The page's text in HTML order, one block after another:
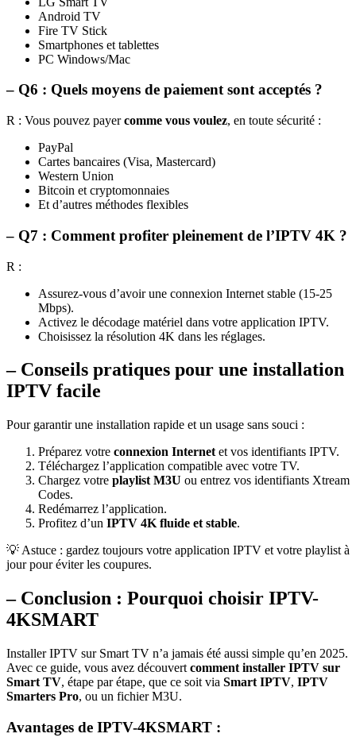
Android TV
Fire TV Stick
Smartphones et tablettes
PC Windows/Mac
– Q6 : Quels moyens de paiement sont acceptés ?
R : Vous pouvez payercomme vous voulez, en toute sécurité :
PayPal
Cartes bancaires (Visa, Mastercard)
Western Union
Bitcoin et cryptomonnaies
Et d’autres méthodes flexibles
– Q7 : Comment profiter pleinement de l’IPTV 4K ?
R :
Assurez-vous d’avoir une connexion Internet stable (15-25
Mbps).
Activez le décodage matériel dans votre application IPTV.
Choisissez la résolution 4K dans les réglages.
– Conseils pratiques pour une installation
IPTV facile
Pour garantir une installation rapide et un usage sans souci :
Préparez votre connexion Internet et vos identifiants IPTV.
Téléchargez l’application compatible avec votre TV.
Chargez votre playlist M3U ou entrez vos identifiants Xtream
Codes.
Redémarrez l’application.
Profitez d’un IPTV 4K fluide et stable.
💡 Astuce : gardez toujours votre application IPTV et votre playlist à
jour pour éviter les coupures.
– Conclusion : Pourquoi choisir IPTV-
4KSMART
Installer IPTV sur Smart TV n’a jamais été aussi simple qu’en 2025.
Avec ce guide, vous avez découvert comment installer IPTV sur
Smart TV, étape par étape, que ce soit via Smart IPTV, IPTV
Smarters Pro, ou un fichier M3U.
Avantages de IPTV-4KSMART :